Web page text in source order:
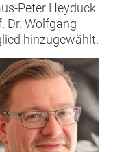
Peter Heyduck
Dr. Wolfgang
hinzugewählt.